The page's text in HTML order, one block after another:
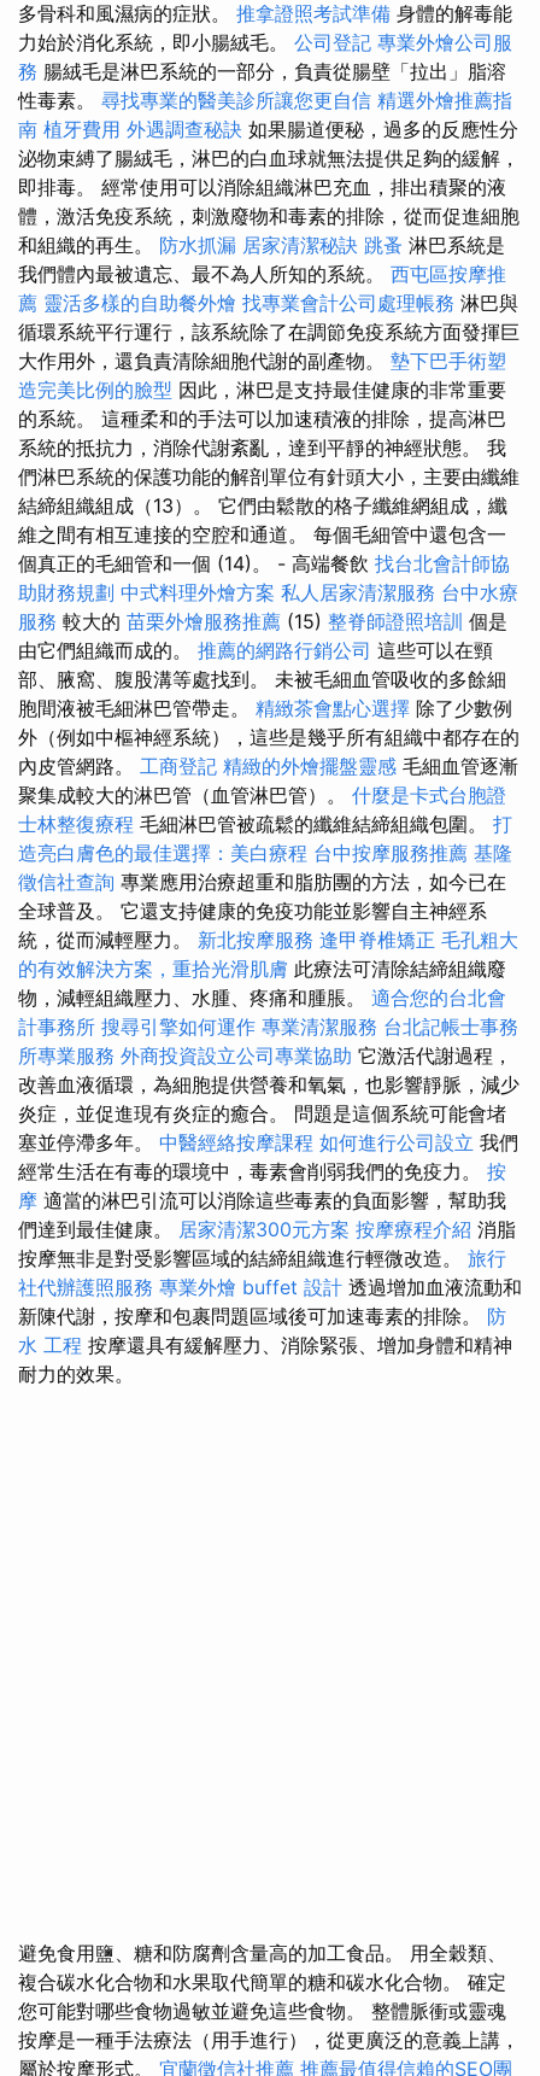
多骨科和風濕病的症狀。 推拿證照考試準備 身體的解毒能
力始於消化系統，即小腸絨毛。 公司登記 專業外燴公司服
務 腸絨毛是淋巴系統的一部分，負責從腸壁「拉出」脂溶
性毒素。 尋找專業的醫美診所讓您更自信 精選外燴推薦指
南 植牙費用 外遇調查秘訣 如果腸道便秘，過多的反應性分
泌物束縛了腸絨毛，淋巴的白血球就無法提供足夠的緩解，
即排毒。 經常使用可以消除組織淋巴充血，排出積聚的液
體，激活免疫系統，刺激廢物和毒素的排除，從而促進細胞
和組織的再生。 防水抓漏 居家清潔秘訣 跳蚤 淋巴系統是
我們體內最被遺忘、最不為人所知的系統。 西屯區按摩推
薦 靈活多樣的自助餐外燴 找專業會計公司處理帳務 淋巴與
循環系統平行運行，該系統除了在調節免疫系統方面發揮巨
大作用外，還負責清除細胞代謝的副產物。 墊下巴手術塑
造完美比例的臉型 因此，淋巴是支持最佳健康的非常重要
的系統。 這種柔和的手法可以加速積液的排除，提高淋巴
系統的抵抗力，消除代謝紊亂，達到平靜的神經狀態。 我
們淋巴系統的保護功能的解剖單位有針頭大小，主要由纖維
結締組織組成（13）。 它們由鬆散的格子纖維網組成，纖
維之間有相互連接的空腔和通道。 每個毛細管中還包含一
個真正的毛細管和一個 (14)。 - 高端餐飲 找台北會計師協
助財務規劃 中式料理外燴方案 私人居家清潔服務 台中水療
服務 較大的 苗栗外燴服務推薦 (15) 整脊師證照培訓 個是
由它們組織而成的。 推薦的網路行銷公司 這些可以在頸
部、腋窩、腹股溝等處找到。 未被毛細血管吸收的多餘細
胞間液被毛細淋巴管帶走。 精緻茶會點心選擇 除了少數例
外（例如中樞神經系統），這些是幾乎所有組織中都存在的
內皮管網路。 工商登記 精緻的外燴擺盤靈感 毛細血管逐漸
聚集成較大的淋巴管（血管淋巴管）。 什麼是卡式台胞證
士林整復療程 毛細淋巴管被疏鬆的纖維結締組織包圍。 打
造亮白膚色的最佳選擇：美白療程 台中按摩服務推薦 基隆
徵信社查詢 專業應用治療超重和脂肪團的方法，如今已在
全球普及。 它還支持健康的免疫功能並影響自主神經系
統，從而減輕壓力。 新北按摩服務 逢甲脊椎矯正 毛孔粗大
的有效解決方案，重拾光滑肌膚 此療法可清除結締組織廢
物，減輕組織壓力、水腫、疼痛和腫脹。 適合您的台北會
計事務所 搜尋引擎如何運作 專業清潔服務 台北記帳士事務
所專業服務 外商投資設立公司專業協助 它激活代謝過程，
改善血液循環，為細胞提供營養和氧氣，也影響靜脈，減少
炎症，並促進現有炎症的癒合。 問題是這個系統可能會堵
塞並停滯多年。 中醫經絡按摩課程 如何進行公司設立 我們
經常生活在有毒的環境中，毒素會削弱我們的免疫力。 按
摩 適當的淋巴引流可以消除這些毒素的負面影響，幫助我
們達到最佳健康。 居家清潔300元方案 按摩療程介紹 消脂
按摩無非是對受影響區域的結締組織進行輕微改造。 旅行
社代辦護照服務 專業外燴 buffet 設計 透過增加血液流動和
新陳代謝，按摩和包裹問題區域後可加速毒素的排除。 防
水 工程 按摩還具有緩解壓力、消除緊張、增加身體和精神
耐力的效果。
避免食用鹽、糖和防腐劑含量高的加工食品。 用全穀類、
複合碳水化合物和水果取代簡單的糖和碳水化合物。 確定
您可能對哪些食物過敏並避免這些食物。 整體脈衝或靈魂
按摩是一種手法療法（用手進行），從更廣泛的意義上講，
屬於按摩形式。 宜蘭徵信社推薦 推薦最值得信賴的SEO團